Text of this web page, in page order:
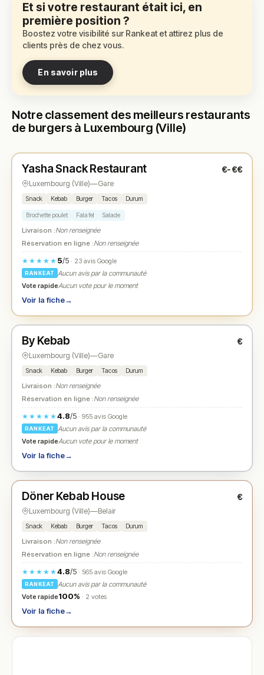
Et si votre restaurant était ici, en
première position ?
Boostez votre visibilité sur Rankeat et attirez plus de
clients près de chez vous.
En savoir plus
Notre classement des meilleurs restaurants
de burgers à Luxembourg (Ville)
★ N° 1
Yasha Snack Restaurant €-€€
Luxembourg (Ville)—Gare
Snack Kebab Burger Tacos Durum
Brochette poulet Falafel Salade
Livraison :Non renseignée
Réservation en ligne :Non renseignée
★★★★★ 5/5· 23 avis Google
RANKEAT
Aucun avis par la communauté
Vote rapideAucun vote pour le moment
Voir la fiche→
★ N° 2
By Kebab €
Luxembourg (Ville)—Gare
Snack Kebab Burger Tacos Durum
Livraison :Non renseignée
Réservation en ligne :Non renseignée
★★★★★4.8/5· 955 avis Google
RANKEAT
Aucun avis par la communauté
Vote rapideAucun vote pour le moment
Voir la fiche→
★ N° 3
Döner Kebab House €
Luxembourg (Ville)—Belair
Snack Kebab Burger Tacos Durum
Livraison :Non renseignée
Réservation en ligne :Non renseignée
★★★★★4.8/5· 565 avis Google
RANKEAT
Aucun avis par la communauté
Vote rapide100% · 2 votes
Voir la fiche→